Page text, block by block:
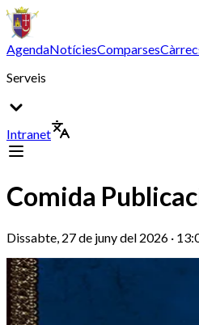
AgendaNotíciesComparses
Serveis
Intranet
Comida
Dissabte, 27 de juny del 2026 ·